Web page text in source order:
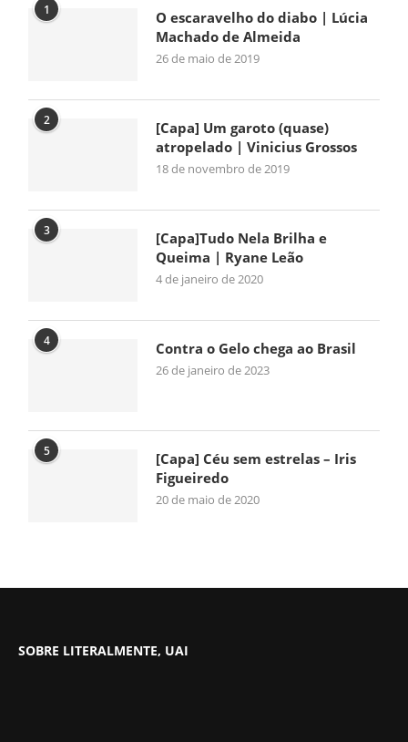
1
O escaravelho do diabo | Lúcia
Machado de Almeida
26 de maio de 2019
2
[Capa] Um garoto (quase)
atropelado | Vinicius Grossos
18 de novembro de 2019
3
[Capa]Tudo Nela Brilha e
Queima | Ryane Leão
4 de janeiro de 2020
4 Contra o Gelo chega ao Brasil
26 de janeiro de 2023
5
[Capa] Céu sem estrelas – Iris
Figueiredo
20 de maio de 2020
SOBRE LITERALMENTE, UAI